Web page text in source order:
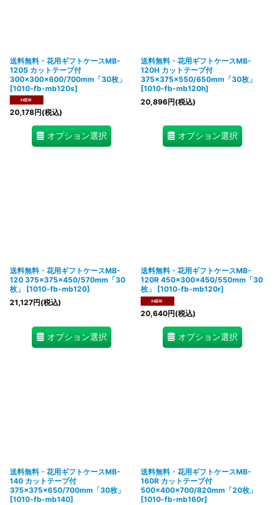
送料無料・花用ギフトケースMB-
120S カットテープ付
300×300×600/700mm「30枚」
[1010-fb-mb120s]
20,178円(税込)
オプション選択
送料無料・花用ギフトケースMB-
120H カットテープ付
375×375×550/650mm「30枚」
[1010-fb-mb120h]
20,896円(税込)
オプション選択
送料無料・花用ギフトケースMB-
120 375×375×450/570mm「30
枚」
[1010-fb-mb120]
21,127円(税込)
オプション選択
送料無料・花用ギフトケースMB-
120R 450×300×450/550mm「30
枚」
[1010-fb-mb120r]
20,640円(税込)
オプション選択
送料無料・花用ギフトケースMB-
140 カットテープ付
375×375×650/700mm「30枚」
[1010-fb-mb140]
送料無料・花用ギフトケースMB-
160R カットテープ付
500×400×700/820mm「20枚」
[1010-fb-mb160r]